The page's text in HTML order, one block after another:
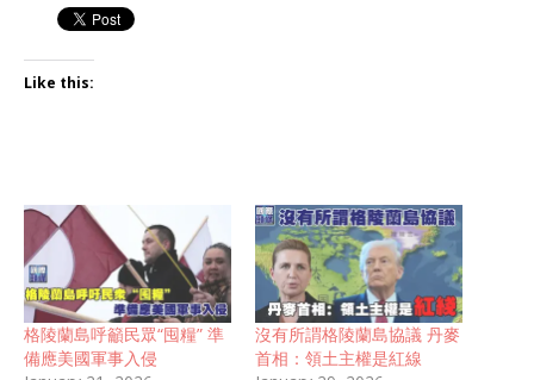
Like this:
格陵蘭島呼籲民眾“囤糧” 準
備應美國軍事入侵
沒有所謂格陵蘭島協議 丹麥
首相：領土主權是紅線